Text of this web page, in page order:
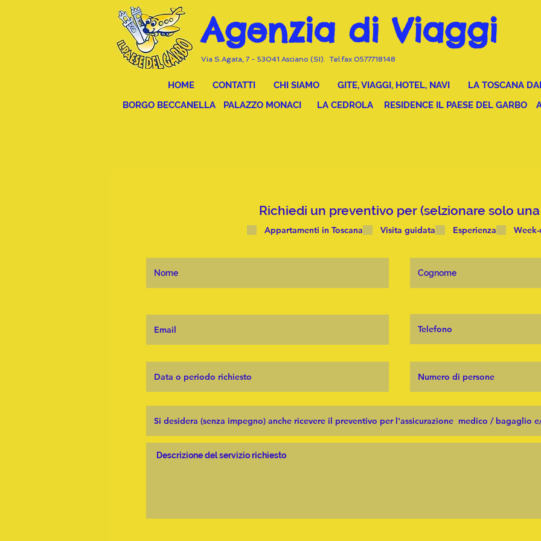
Agenzia di Viaggi
Via S.Agata, 7 - 53041 Asciano (SI). Tel.fax 0577718148
HOME CONTATTI CHI SIAMO GITE, VIAGGI, HOTEL, NAVI
LA TOSCANA
BORGO BECCANELLA
PALAZZO MONACI LA CEDROLA RESIDENCE IL PAESE DEL GARBO
Richiedi un preventivo per (selzionare
Appartamenti in Toscana Visita guidata Esperienza Week-